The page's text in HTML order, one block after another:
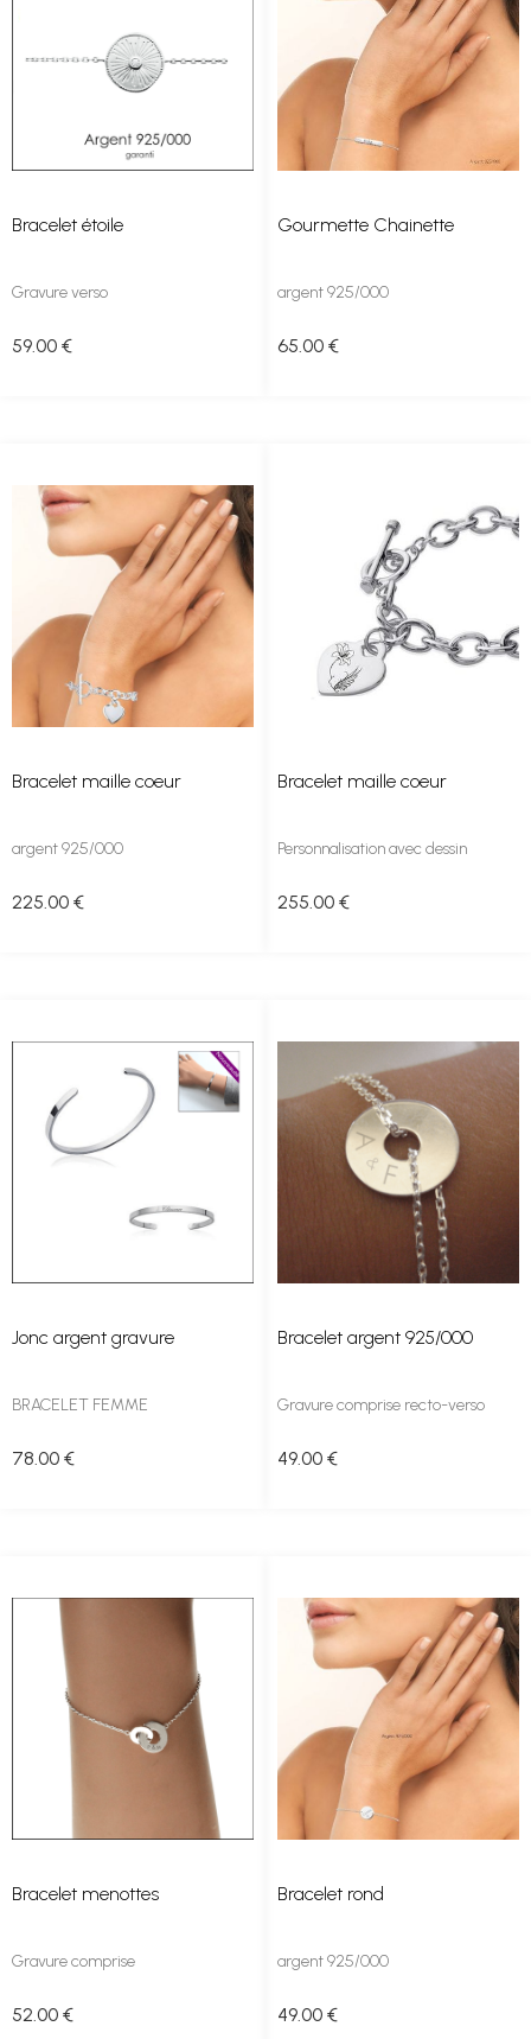
Bracelet étoile
Gravure verso
59.00 €
Gourmette Chainette
argent 925/000
65 .00 €
Bracelet maille coeur
argent 925/000
225 .00 €
Bracelet maille coeur
Personnalisation avec dessin
255 .00 €
Jonc argent gravure
BRACELET FEMME
78 .00 €
Bracelet argent 925/000
Gravure comprise recto-verso
49.00 €
Bracelet menottes
Gravure comprise
52 .00 €
Bracelet rond
argent 925/000
49.00 €